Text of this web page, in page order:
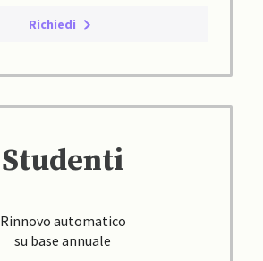
Richiedi
Studenti
Rinnovo automatico
su base annuale